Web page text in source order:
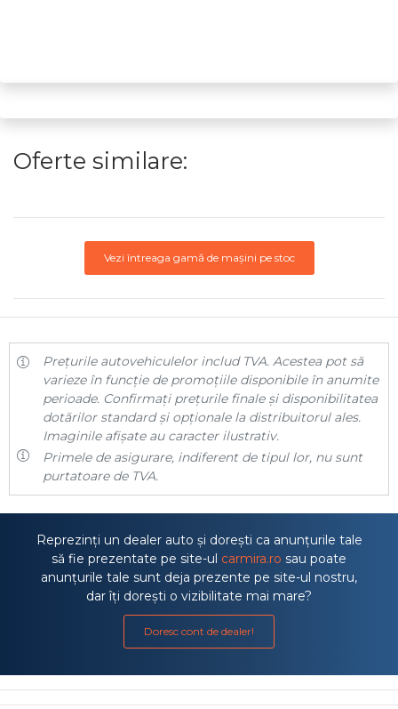
Oferte similare:
Vezi întreaga gamă de mașini pe stoc
Prețurile autovehiculelor includ TVA. Acestea pot să
varieze în funcție de promoțiile disponibile în anumite
perioade. Confirmați prețurile finale și disponibilitatea
dotărilor standard și opționale la distribuitorul ales.
Imaginile afișate au caracter ilustrativ.
Primele de asigurare, indiferent de tipul lor, nu sunt
purtatoare de TVA.
Reprezinți un dealer auto și dorești ca anunțurile tale
să fie prezentate pe site-ul carmira.ro sau poate
anunțurile tale sunt deja prezente pe site-ul nostru,
dar îți dorești o vizibilitate mai mare?
Doresc cont de dealer!